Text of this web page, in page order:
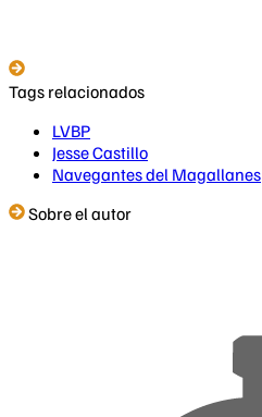
Tags relacionados
LVBP
Jesse Castillo
Navegantes del Magallanes
Sobre el autor